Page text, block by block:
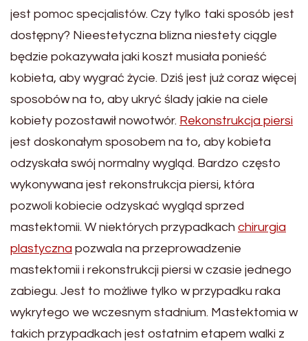
jest pomoc specjalistów. Czy tylko taki sposób jest
dostępny? Nieestetyczna blizna niestety ciągle
będzie pokazywała jaki koszt musiała ponieść
kobieta, aby wygrać życie. Dziś jest już coraz więcej
sposobów na to, aby ukryć ślady jakie na ciele
kobiety pozostawił nowotwór. Rekonstrukcja piersi
jest doskonałym sposobem na to, aby kobieta
odzyskała swój normalny wygląd. Bardzo często
wykonywana jest rekonstrukcja piersi, która
pozwoli kobiecie odzyskać wygląd sprzed
mastektomii. W niektórych przypadkach chirurgia
plastyczna pozwala na przeprowadzenie
mastektomii i rekonstrukcji piersi w czasie jednego
zabiegu. Jest to możliwe tylko w przypadku raka
wykrytego we wczesnym stadnium. Mastektomia w
takich przypadkach jest ostatnim etapem walki z